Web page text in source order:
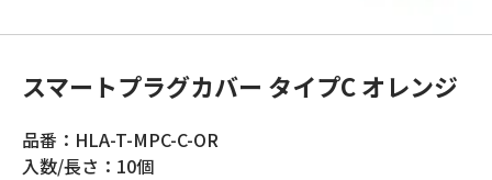
スマートプラグカバー タイプC オレンジ
品番：HLA-T-MPC-C-OR
入数/長さ：10個